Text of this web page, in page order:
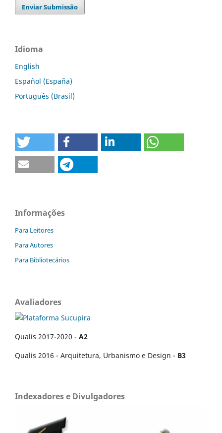
Enviar Submissão
Idioma
English
Español (España)
Português (Brasil)
Informações
Para Leitores
Para Autores
Para Bibliotecários
Avaliadores
Qualis 2017-2020 - A2
Qualis 2016 - Arquitetura, Urbanismo e Design - B3
Indexadores e Divulgadores